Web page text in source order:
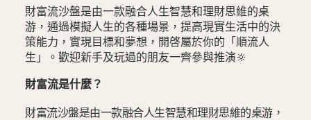
財富流沙盤是由一款融合人生智慧和理財思維的桌
游，通過模擬人生的各種場景，提高現實生活中的決
策能力，實現目標和夢想，開啓屬於你的「順流人
生」。歡迎新手及玩過的朋友一齊參與推演🔆
財富流是什麼？
財富流沙盤是由一款融合人生智慧和理財思維的桌游，